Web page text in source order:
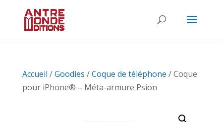
Accueil /Goodies /Coque de téléphone / Coque
pour iPhone® – Méta-armure Psion